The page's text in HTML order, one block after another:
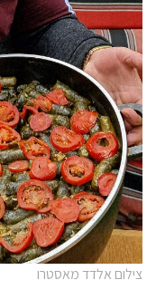
צילום אלדד מאסטרו